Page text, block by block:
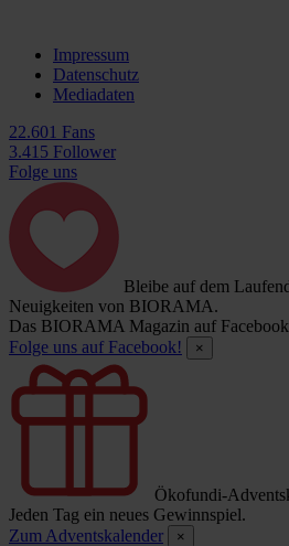
Impressum
Datenschutz
Mediadaten
22.601 Fans
3.415 Follower
Folge uns
Bleibe auf dem
Neuigkeiten von BIORAMA.
Das BIORAMA Magazin auf
Folge uns auf Facebook!
×
Ökofundi-
Jeden Tag ein neues Gewinnspiel.
Zum Adventskalender
×